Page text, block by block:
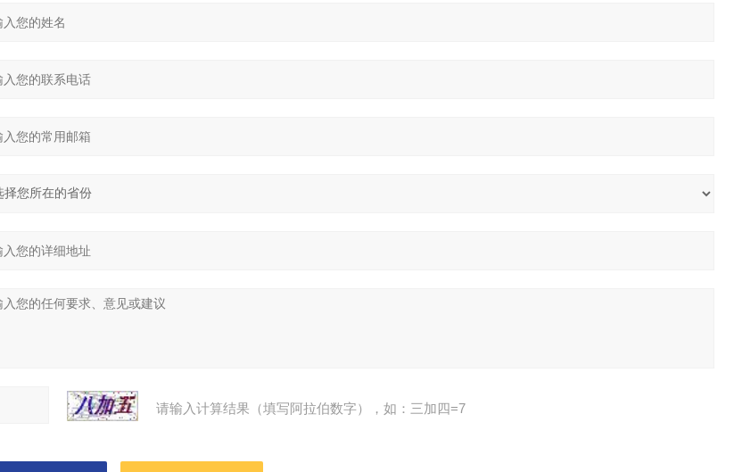
请输入计算结果（填写阿拉伯数字），如：三加四=7